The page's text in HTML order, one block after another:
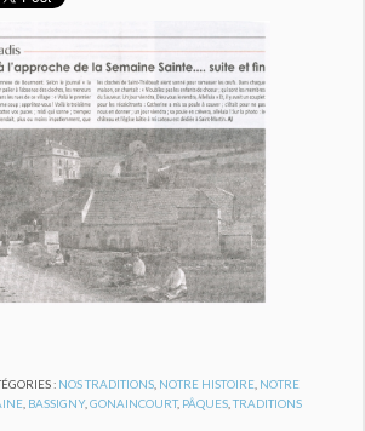
: NOS TRADITIONS, NOTRE HISTOIRE, NOTRE
BASSIGNY,GONAINCOURT, PÂQUES ,TRADITIONS